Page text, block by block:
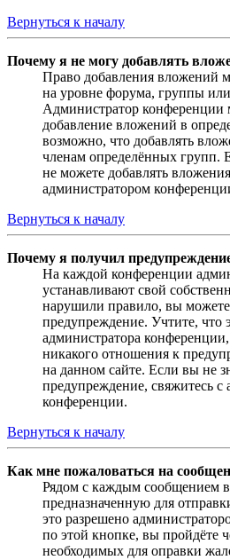
Вернуться к началу
Почему я не могу добавлять
Право добавления вложений
на уровне форума, группы или
Администратор конференции
добавление вложений в
возможно, что добавлять
членам определённых групп.
не можете добавлять
администратором
Вернуться к началу
Почему я получил
На каждой конференции
устанавливают свой
нарушили правило, вы
предупреждение. Учтите, что
администратора
никакого отношения к
на данном сайте. Если вы не
предупреждение, свяжитесь с
конференции.
Вернуться к началу
Как мне пожаловаться на
Рядом с каждым сообщением
предназначенную для
это разрешено
по этой кнопке, вы пройдёте
необходимых для оправки